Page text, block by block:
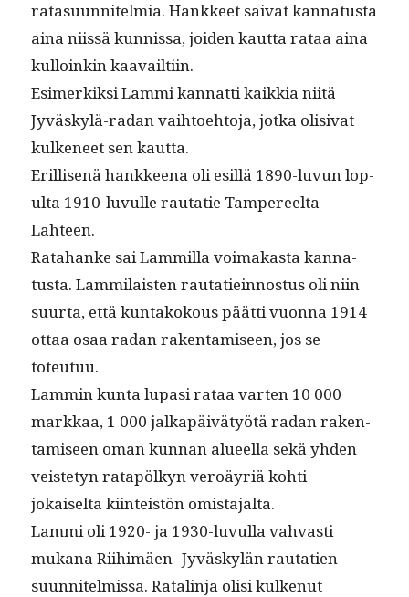
rata­su­un­nitelmia. Han­kkeet sai­vat kan­na­tus­ta
aina niis­sä kun­nis­sa, joiden kaut­ta rataa aina
kul­loinkin kaavailtiin.
Esimerkik­si Lam­mi kan­nat­ti kaikkia niitä
Jyväskylä-radan vai­h­toe­hto­ja, jot­ka oli­si­vat
kulke­neet sen kautta.
Eril­lisenä han­kkeena oli esil­lä 1890-luvun lop­
ul­ta 1910-luvulle rautatie Tam­pereelta
Lahteen.
Rata­hanke sai Lam­mil­la voimakas­ta kan­na­
tus­ta. Lam­mi­lais­ten rautatiein­nos­tus oli niin
suur­ta, että kun­takok­ous päät­ti vuon­na 1914
ottaa osaa radan rak­en­tamiseen, jos se
toteutuu.
Lam­min kun­ta lupasi rataa varten 10 000
markkaa, 1 000 jalka­päivä­työtä radan rak­en­
tamiseen oman kun­nan alueel­la sekä yhden
veis­te­tyn rat­apölkyn veroäyriä kohti
jokaiselta kiin­teistön omistajalta.
Lam­mi oli 1920- ja 1930-luvul­la vah­vasti
mukana Riihimäen- Jyväskylän rauta­tien
suun­nitelmis­sa. Ratal­in­ja olisi kulkenut